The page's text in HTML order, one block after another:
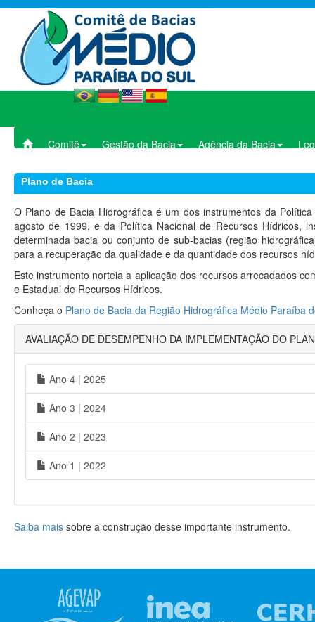
Comitê Gestão da Bacia Agência da Bacia
Plano de Bacia
O Plano de Bacia Hidrográfica é um dos instrumentos da
agosto de 1999, e da Política Nacional de Recursos Hídricos,
determinada bacia ou conjunto de sub-bacias (região
para a recuperação da qualidade e da quantidade dos recursos
Este instrumento norteia a aplicação dos recursos arrecadados
e Estadual de Recursos Hídricos.
Conheça o Plano de Bacia da Região Hidrográfica Médio Paraíba
AVALIAÇÃO DE DESEMPENHO DA IMPLEMENTAÇÃO DO
Ano 4 | 2025
Ano 3 | 2024
Ano 2 | 2023
Ano 1 | 2022
Saiba mais sobre a construção desse importante instrumento.